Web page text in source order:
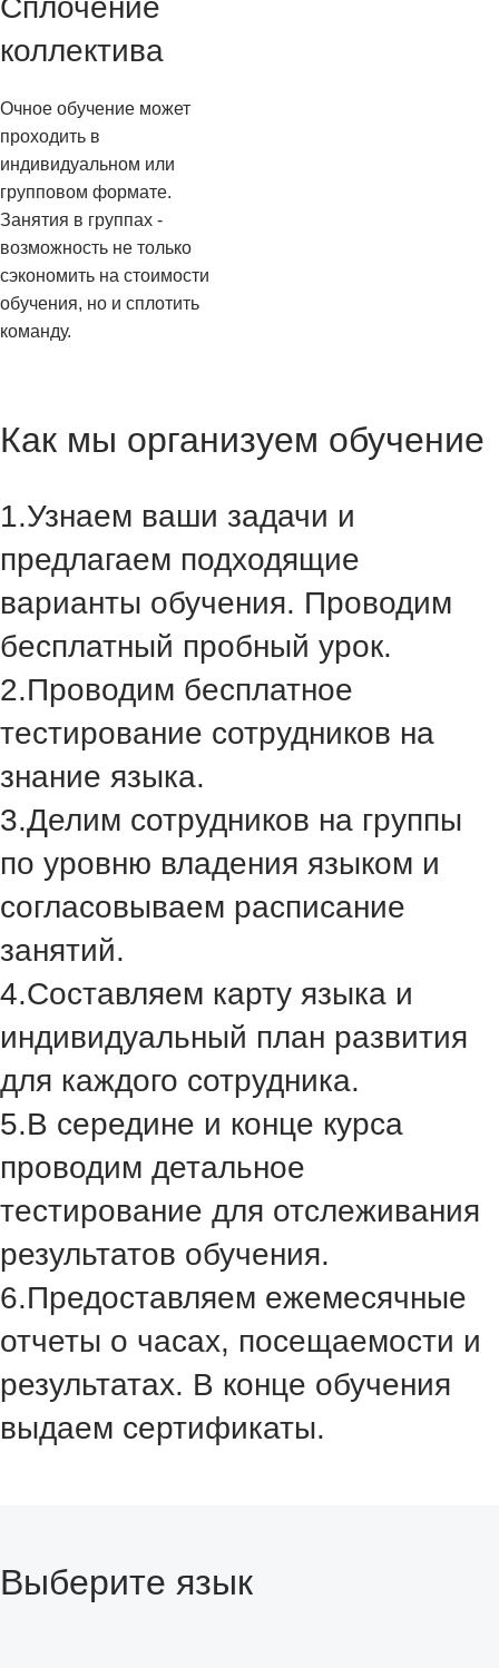
Сплочение
коллектива
Очное обучение может
проходить в
индивидуальном или
групповом формате.
Занятия в группах -
возможность не только
сэкономить на стоимости
обучения, но и сплотить
команду.
Как мы организуем обучение
1.Узнаем ваши задачи и
предлагаем подходящие
варианты обучения. Проводим
бесплатный пробный урок.
2.Проводим бесплатное
тестирование сотрудников на
знание языка.
3.Делим сотрудников на группы
по уровню владения языком и
согласовываем расписание
занятий.
4.Составляем карту языка и
индивидуальный план развития
для каждого сотрудника.
5.В середине и конце курса
проводим детальное
тестирование для отслеживания
результатов обучения.
6.Предоставляем ежемесячные
отчеты о часах, посещаемости и
результатах. В конце обучения
выдаем сертификаты.
Выберите язык